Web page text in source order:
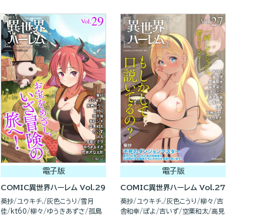
電子版
COMIC異世界ハーレム Vol.29
葵抄 ユウキチ. 灰色こうり
雪月
佳
kt60 柳々 ゆうきあずさ
孤島
電子版
COMIC異世界ハーレム Vol.27
葵抄 ユウキチ. 灰色こうり 柳々
吉
舎和幸
ぽよ 吉いず 空栗和太 高見